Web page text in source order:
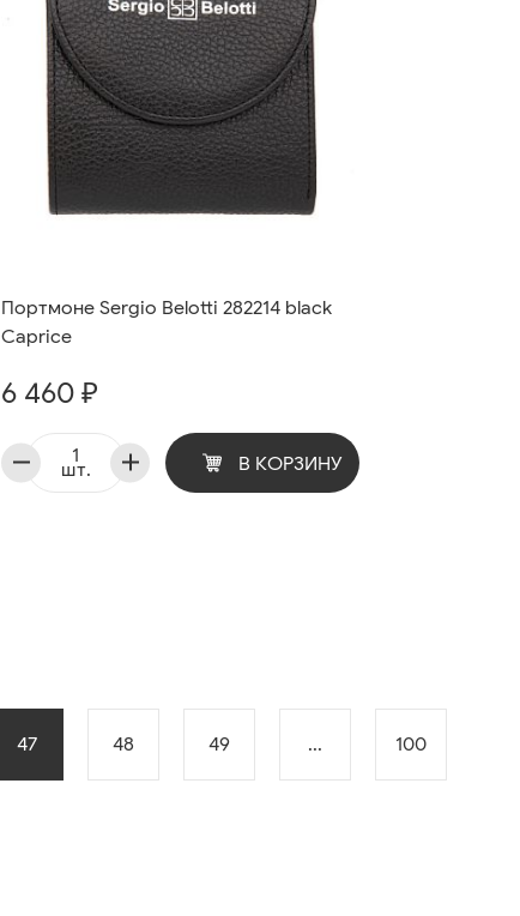
Портмоне Sergio Belotti 282214 black
Caprice
6 460 ₽
шт. В КОРЗИНУ
47 48 49 ... 100